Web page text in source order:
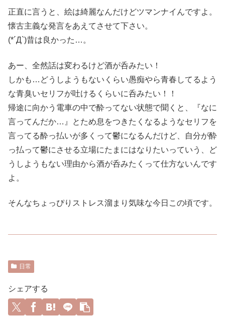
正直に言うと、絵は綺麗なんだけどツマンナイんですよ。
懐古主義な発言をあえてさせて下さい。
(*´Д`)昔は良かった…。
あー、全然話は変わるけど酒が呑みたい！
しかも…どうしようもないくらい愚痴やら青春してるよう
な青臭いセリフが吐けるくらいに呑みたい！！
帰途に向かう電車の中で酔ってない状態で聞くと、『なに
言ってんだか…』とため息をつきたくなるようなセリフを
言ってる酔っ払いが多くって鬱になるんだけど、自分が酔
っ払って鬱にさせる立場にたまにはなりたいっていう、ど
うしようもない理由から酒が呑みたくって仕方ないんです
よ。
そんなちょっぴりストレス溜まり気味な今日この頃です。
日常
シェアする